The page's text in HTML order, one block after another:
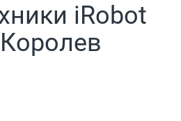
iRobot